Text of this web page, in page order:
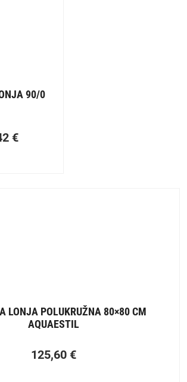
90/0
€
LONJA POLUKRUŽNA 80×80 CM
AQUAESTIL
125,60 €